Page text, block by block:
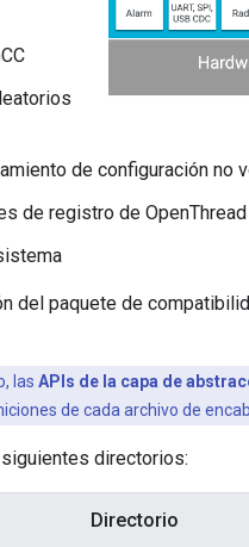
de configuración no
de registro de OpenThread
del paquete de
las APIs de la capa de
de cada archivo de
directorios:
Directorio